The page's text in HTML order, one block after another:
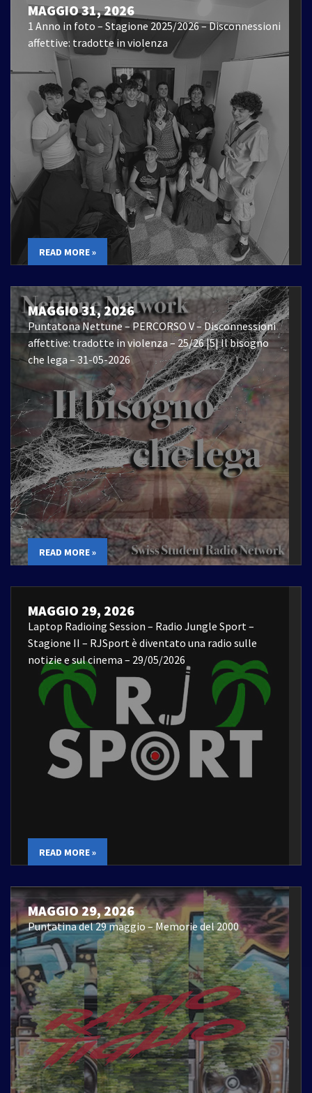
MAGGIO 31, 2026
1 Anno in foto – Stagione 2025/2026 – Disconnessioni
affettive: tradotte in violenza
READ MORE »
MAGGIO 31, 2026
Puntatona Nettune – PERCORSO V – Disconnessioni
affettive: tradotte in violenza – 25/26 |5| Il bisogno
che lega – 31-05-2026
READ MORE »
MAGGIO 29, 2026
Laptop Radioing Session – Radio Jungle Sport –
Stagione II – RJSport è diventato una radio sulle
notizie e sul cinema – 29/05/2026
READ MORE »
MAGGIO 29, 2026
Puntatina del 29 maggio – Memorie del 2000